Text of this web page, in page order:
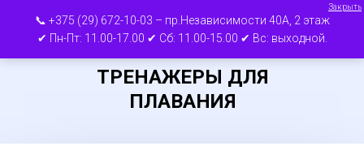
Нажмите ВВОД для поиска или ESC для
ТРЕНАЖЕРЫ ДЛЯ
ПЛАВАНИЯ
📞 +375 (29) 672-10-03 – пр.Независимости 40А, 2 этаж
✔ Пн-Пт: 11.00-17.00 ✔ Сб: 11.00-15.00 ✔ Вс: выходной.
Закрыть